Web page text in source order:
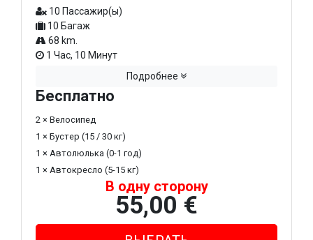
10 Пассажир(ы)
10 Багаж
68 km.
1 Час, 10 Минут
Подробнее
Бесплатно
2 × Велосипед
1 × Бустер (15 / 30 кг)
1 × Автолюлька (0-1 год)
1 × Автокресло (5-15 кг)
В одну сторону
55,00 €